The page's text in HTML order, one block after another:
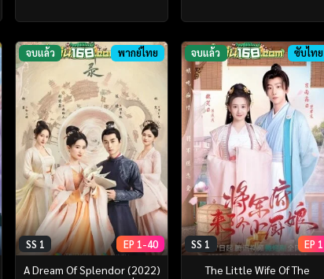
จบแล้ว พากย์ไทย
SS 1 EP 1-40
A Dream Of Splendor (2022)
จบแล้ว ซับไทย
SS 1 EP 1
The Little Wife Of The